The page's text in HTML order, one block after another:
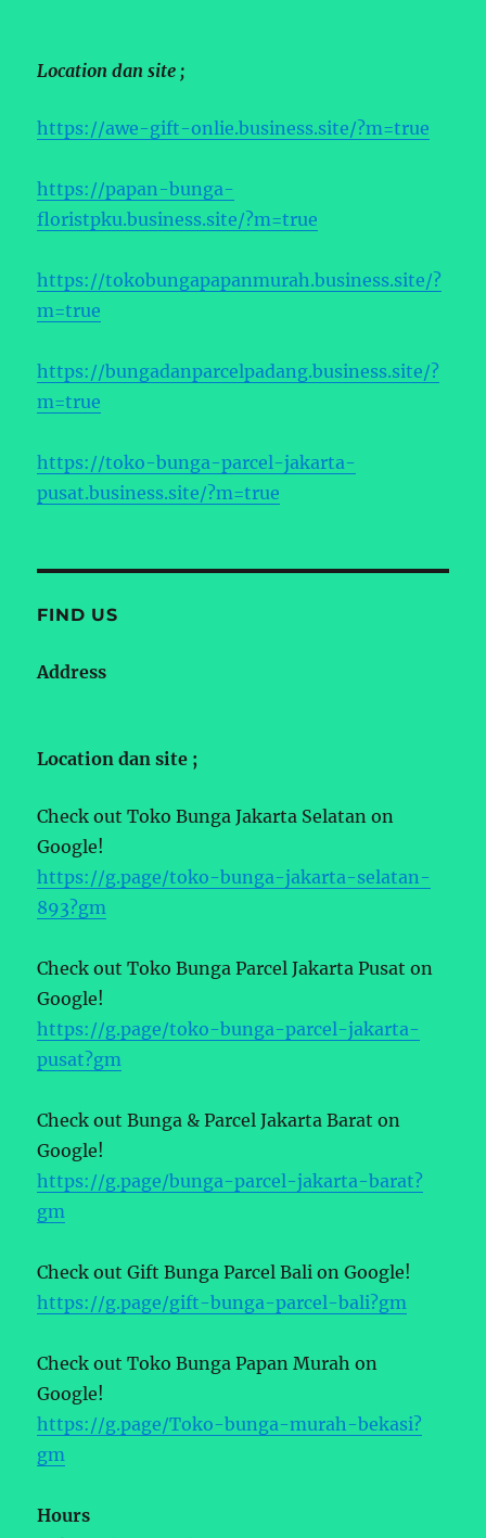
Location dan site ;
https://awe-gift-onlie.business.site/?m=true
https://papan-bunga-
floristpku.business.site/?m=true
https://tokobungapapanmurah.business.site/?
m=true
https://bungadanparcelpadang.business.site/?
m=true
https://toko-bunga-parcel-jakarta-
pusat.business.site/?m=true
FIND US
Address
Location dan site ;
Check out Toko Bunga Jakarta Selatan on
Google!
https://g.page/toko-bunga-jakarta-selatan-
893?gm
Check out Toko Bunga Parcel Jakarta Pusat on
Google!
https://g.page/toko-bunga-parcel-jakarta-
pusat?gm
Check out Bunga & Parcel Jakarta Barat on
Google!
https://g.page/bunga-parcel-jakarta-barat?
gm
Check out Gift Bunga Parcel Bali on Google!
https://g.page/gift-bunga-parcel-bali?gm
Check out Toko Bunga Papan Murah on
Google!
https://g.page/Toko-bunga-murah-bekasi?
gm
Hours